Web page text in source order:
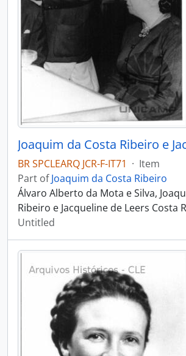
BR SPCLEARQ JCR-F-IT71 · Item
Part ofJoaquim da Costa Ribeiro
Álvaro Alberto da Mota e Silva,
Ribeiro e Jacqueline de Leers Costa
Untitled